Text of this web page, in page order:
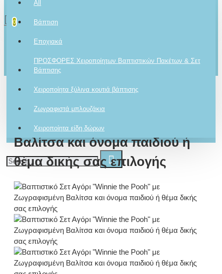
All
Βάπτιση
Εποχιακά
ΠΡΟΣΦΟΡΕΣ Χειροποίητων Βαπτιστικών Πακέτων & Σετ
Βάπτισης
Χειροποίητα ξύλινα κουτιά βάπτισης
Ζωγραφιστά μπλουζάκια
Χειροποίητα είδη δώρων
0 προϊόν(τα) - 0,00€
0
Το καλάθι αγορών είναι άδειο!
Για το προϊόν
Βαπτιστικό Σετ Αγόρι "Winnie
the Pooh" με Ζωγραφισμένη
Βαλίτσα και όνομα παιδιού ή
θέμα δικής σας επιλογής